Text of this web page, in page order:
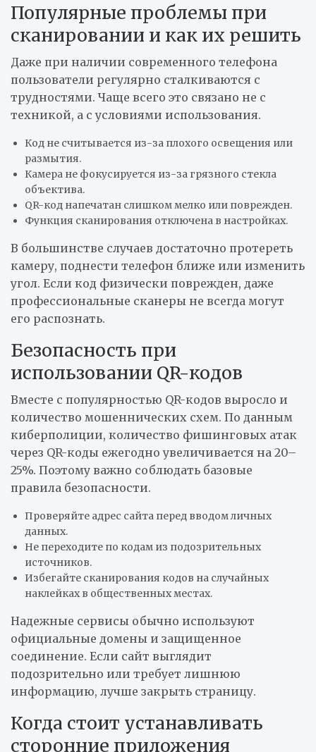
Популярные проблемы при
сканировании и как их решить
Даже при наличии современного телефона
пользователи регулярно сталкиваются с
трудностями. Чаще всего это связано не с
техникой, а с условиями использования.
Код не считывается из-за плохого освещения или
размытия.
Камера не фокусируется из-за грязного стекла
объектива.
QR-код напечатан слишком мелко или поврежден.
Функция сканирования отключена в настройках.
В большинстве случаев достаточно протереть
камеру, поднести телефон ближе или изменить
угол. Если код физически поврежден, даже
профессиональные сканеры не всегда могут
его распознать.
Безопасность при
использовании QR-кодов
Вместе с популярностью QR-кодов выросло и
количество мошеннических схем. По данным
киберполиции, количество фишинговых атак
через QR-коды ежегодно увеличивается на 20–
25%. Поэтому важно соблюдать базовые
правила безопасности.
Проверяйте адрес сайта перед вводом личных
данных.
Не переходите по кодам из подозрительных
источников.
Избегайте сканирования кодов на случайных
наклейках в общественных местах.
Надежные сервисы обычно используют
официальные домены и защищенное
соединение. Если сайт выглядит
подозрительно или требует лишнюю
информацию, лучше закрыть страницу.
Когда стоит устанавливать
сторонние приложения